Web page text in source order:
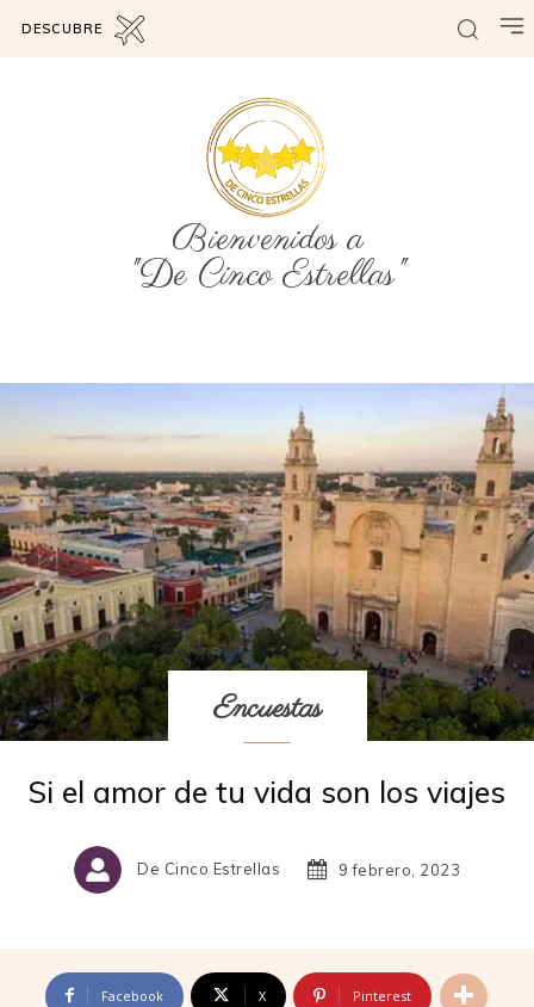
DESCUBRE
Bienvenidos a
"De Cinco Estrellas"
Encuestas
Si el amor de tu vida son los viajes
De Cinco Estrellas 9 febrero, 2023
Facebook X Pinterest